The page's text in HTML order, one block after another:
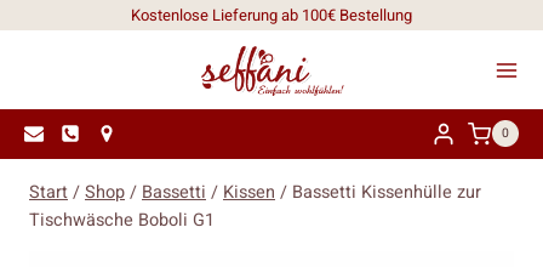
Kostenlose Lieferung ab 100€ Bestellung
0
Start/Shop/ Bassetti / Kissen / Bassetti Kissenhülle zur
Tischwäsche Boboli G1